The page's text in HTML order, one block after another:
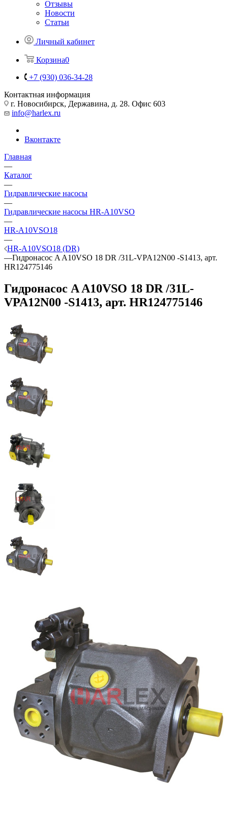
Отзывы
Новости
Статьи
Личный кабинет
Корзина0
+7 (930) 036-34-28
Контактная информация
г. Новосибирск, Державина, д. 28. Офис 603
info@harlex.ru
Вконтакте
Главная
—
Каталог
—
Гидравлические насосы
—
Гидравлические насосы HR-A10VSO
—
HR-A10VSO18
—
HR-A10VSO18 (DR)
—Гидронасос A A10VSO 18 DR /31L-VPA12N00 -S1413, арт.
HR124775146
Гидронасос A A10VSO 18 DR /31L-
VPA12N00 -S1413, арт. HR124775146